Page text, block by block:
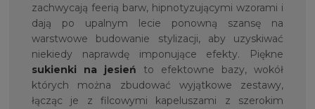
zachwycają feerią barw, hipnotyzującymi wzorami i
dają po upalnym lecie ponowną szansę na
warstwowe budowanie stylizacji, aby uzyskiwać
niekiedy naprawdę imponujące efekty. Piękne
sukienki na jesień to efektowne bazy, wokół
których można zbudować wyjątkowe zestawy,
łącząc je z filcowymi kapeluszami z szerokim